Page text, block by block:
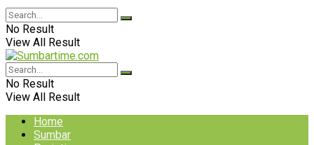
No Result
View All Result
No Result
View All Result
Home
Sumbar